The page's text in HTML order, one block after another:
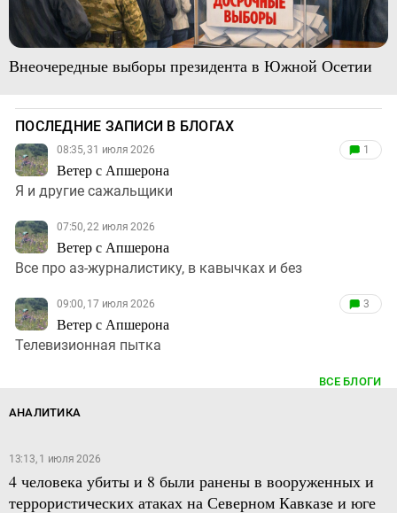
Внеочередные выборы президента в Южной Осетии
ПОСЛЕДНИЕ ЗАПИСИ В БЛОГАХ
08:35, 31 июля 2026
Ветер с Апшерона
1
Я и другие сажальщики
07:50, 22 июля 2026
Ветер с Апшерона
Все про аз-журналистику, в кавычках и без
09:00, 17 июля 2026
Ветер с Апшерона
3
Телевизионная пытка
ВСЕ БЛОГИ
АНАЛИТИКА
13:13, 1 июля 2026
4 человека убиты и 8 были ранены в вооруженных и
террористических атаках на Северном Кавказе и юге